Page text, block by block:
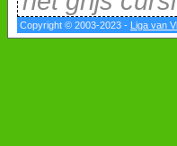
Copyright © 2003-2023 - Liga van